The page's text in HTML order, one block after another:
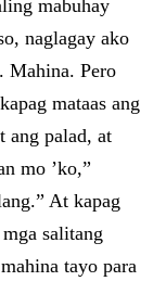
mabuhay
naglagay ako
Mahina. Pero
mataas ang
ang palad, at
mo ’ko,”
At kapag
salitang
tayo para